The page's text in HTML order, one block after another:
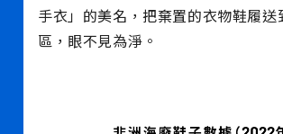
手衣」的美名，把棄置的衣物鞋履送
區，眼不見為淨。